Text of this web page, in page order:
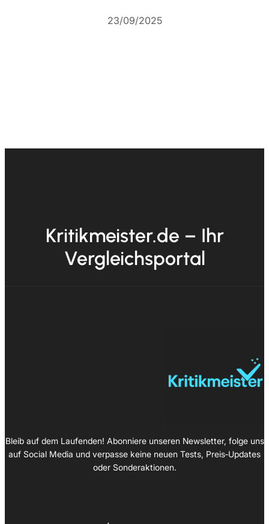
23/09/2025
Kritikmeister.de – Ihr
Vergleichsportal
Bleib auf dem Laufenden! Abonniere unseren Newsletter, folge uns
auf Social Media und verpasse keine neuen Tests, Preis‑Updates
oder Sonderaktionen.